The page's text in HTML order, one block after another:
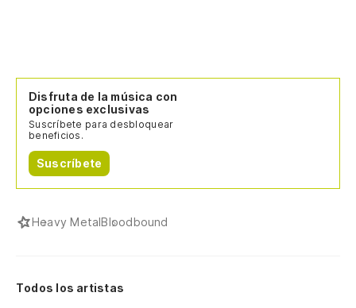
Disfruta de la música con
opciones exclusivas
Suscríbete para desbloquear
beneficios.
Suscríbete
Heavy MetalBloodbound
Todos los artistas